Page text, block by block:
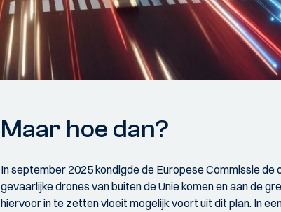
Maar hoe dan?
In september 2025 kondigde de Europese Commissie de
gevaarlijke drones van buiten de Unie komen en aan de
hiervoor in te zetten vloeit mogelijk voort uit dit plan. In